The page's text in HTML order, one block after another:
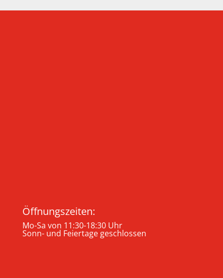
Öffnungszeiten:
Mo-Sa von 11:30-18:30 Uhr
Sonn- und Feiertage geschlossen